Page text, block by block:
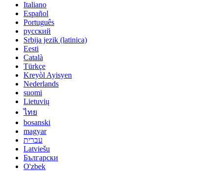
Italiano
Español
Português
русский
Srbija jezik (latinica)
Eesti
Català
Türkçe
Kreyòl Ayisyen
Nederlands
suomi
Lietuvių
ไทย
bosanski
magyar
עברית
Latviešu
Български
O'zbek